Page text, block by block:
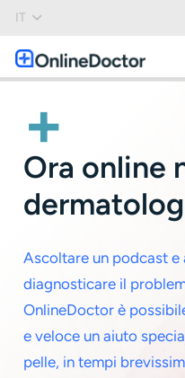
IT
+
Ora online
Ascoltare un podcast
diagnosticare il
OnlineDoctor è
e veloce un aiuto
pelle, in tempi